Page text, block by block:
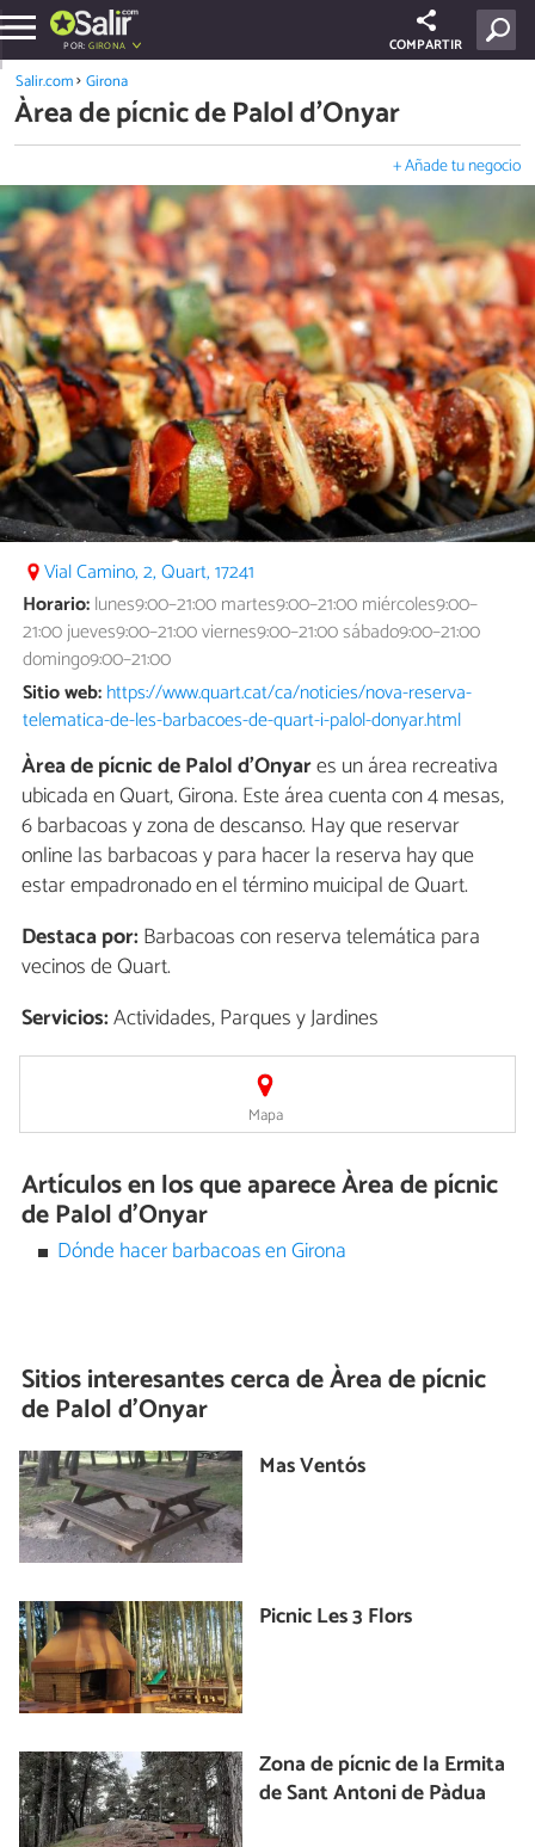
POR:GIRONA COMPARTIR
Salir.com Girona
Àrea de pícnic de Palol d’Onyar
+ Añade tu negocio
Vial Camino, 2, Quart, 17241
Horario:lunes9:00–21:00 martes9:00–21:00 miércoles9:00–
21:00 jueves9:00–21:00 viernes9:00–21:00 sábado9:00–21:00
domingo9:00–21:00
Sitio web:https://www.quart.cat/ca/noticies/nova-reserva-
telematica-de-les-barbacoes-de-quart-i-palol-donyar.html
Àrea de pícnic de Palol d’Onyares un área recreativa
ubicada en Quart, Girona. Este área cuenta con 4 mesas,
6 barbacoas y zona de descanso. Hay que reservar
online las barbacoas y para hacer la reserva hay que
estar empadronado en el término muicipal de Quart.
Destaca por:Barbacoas con reserva telemática para
vecinos de Quart.
Servicios:Actividades, Parques y Jardines
Mapa
Artículos en los que aparece Àrea de pícnic
de Palol d’Onyar
Dónde hacer barbacoas en Girona
Sitios interesantes cerca deÀrea de pícnic
de Palol d’Onyar
Mas Ventós
Picnic Les 3 Flors
Zona de pícnic de la Ermita
de Sant Antoni de Pàdua